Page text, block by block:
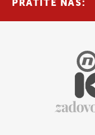
PRATITE NAS: